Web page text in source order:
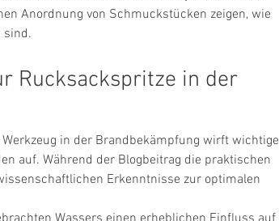
Anordnung von Schmuckstücken zeigen, wie
sind.
Rucksackspritze in der
in der Brandbekämpfung wirft wichtige
auf. Während der Blogbeitrag die praktischen
Erkenntnisse zur optimalen